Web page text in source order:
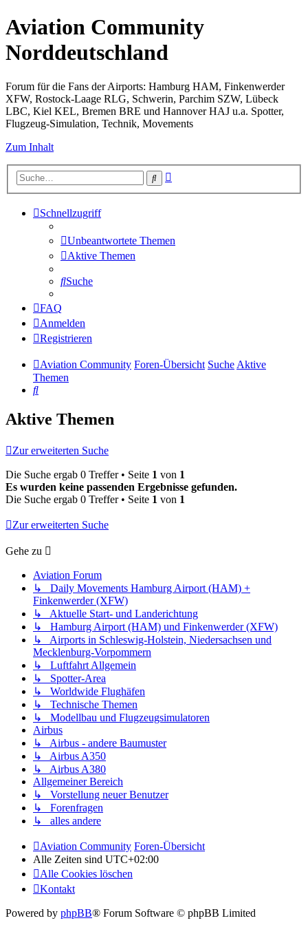
Aviation Community
Norddeutschland
Forum für die Fans der Airports: Hamburg HAM, Finkenwerder
XFW, Rostock-Laage RLG, Schwerin, Parchim SZW, Lübeck
LBC, Kiel KEL, Bremen BRE und Hannover HAJ u.a. Spotter,
Flugzeug-Simulation, Technik, Movements
Zum Inhalt
Suche
Schnellzugriff
Unbeantwortete Themen
Aktive Themen
Suche
FAQ
Anmelden
Registrieren
Aviation Community Foren-Übersicht SucheAktive
Themen
Suche
Aktive Themen
Zur erweiterten Suche
Die Suche ergab 0 Treffer • Seite 1 von 1
Es wurden keine passenden Ergebnisse gefunden.
Die Suche ergab 0 Treffer • Seite 1 von 1
Zur erweiterten Suche
Gehe zu
Aviation Forum
↳ Daily Movements Hamburg Airport (HAM) +
Finkenwerder (XFW)
↳ Aktuelle Start- und Landerichtung
↳ Hamburg Airport (HAM) und Finkenwerder (XFW)
↳ Airports in Schleswig-Holstein, Niedersachsen und
Mecklenburg-Vorpommern
↳ Luftfahrt Allgemein
↳ Spotter-Area
↳ Worldwide Flughäfen
↳ Technische Themen
↳ Modellbau und Flugzeugsimulatoren
Airbus
↳ Airbus - andere Baumuster
↳ Airbus A350
↳ Airbus A380
Allgemeiner Bereich
↳ Vorstellung neuer Benutzer
↳ Forenfragen
↳ alles andere
Aviation Community Foren-Übersicht
Alle Zeiten sind UTC+02:00
Alle Cookies löschen
Kontakt
Powered by phpBB® Forum Software © phpBB Limited